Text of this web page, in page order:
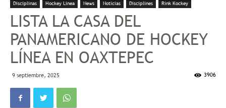
America
Disciplinas Hockey Linea News Noticias Disciplines Rink Kockey
LISTA LA CASA DEL
PANAMERICANO DE HOCKEY
LÍNEA EN OAXTEPEC
9 septiembre, 2025 3906